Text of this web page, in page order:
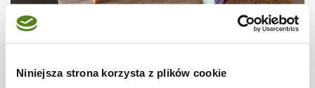
Niniejsza strona korzysta z plików cookie
Ciasto drożdżowe z jagodami i kruszonką